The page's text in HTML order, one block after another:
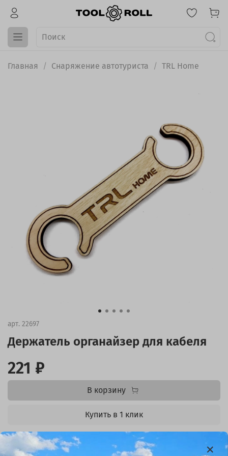
Главная Снаряжение автотуриста TRL Home
арт. 22697
Держатель органайзер для кабеля
(0) В избранное
221 ₽
В корзину
Купить в 1 клик